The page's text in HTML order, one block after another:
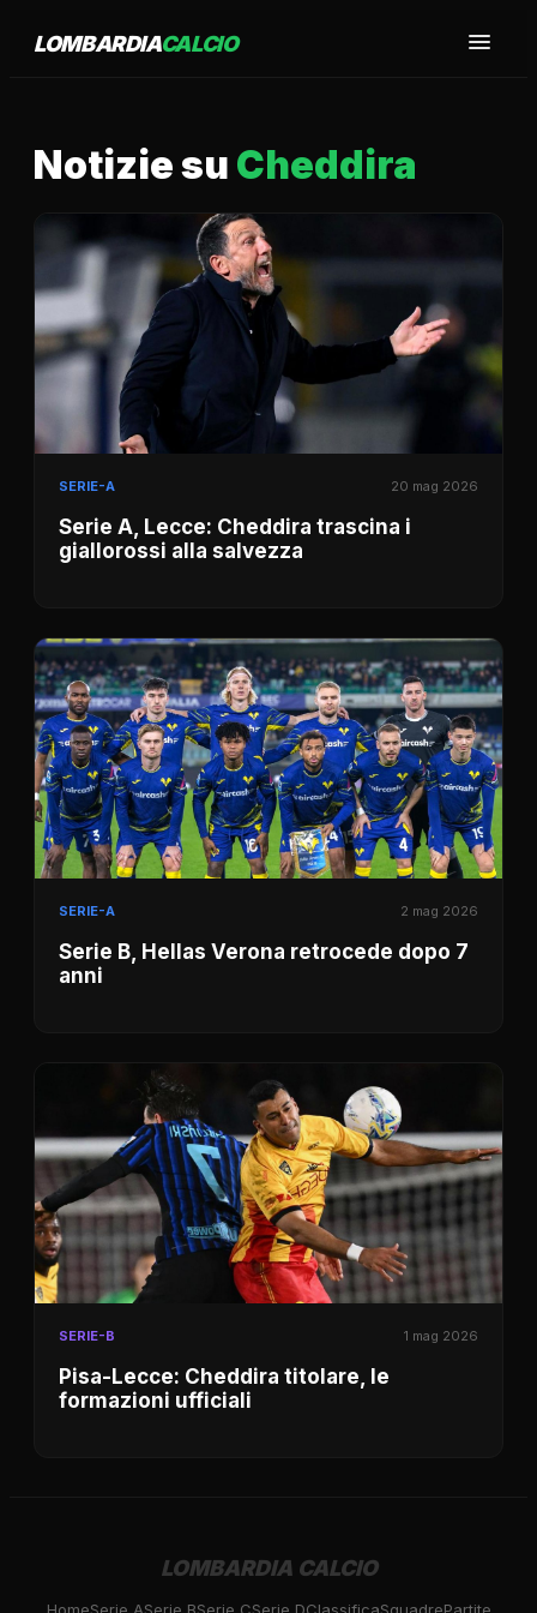
LOMBARDIACALCIO
Notizie su Cheddira
SERIE-A 20 mag 2026
Serie A, Lecce: Cheddira trascina i
giallorossi alla salvezza
SERIE-A 2 mag 2026
Serie B, Hellas Verona retrocede dopo 7
anni
SERIE-B 1 mag 2026
Pisa-Lecce: Cheddira titolare, le
formazioni ufficiali
LOMBARDIA CALCIO